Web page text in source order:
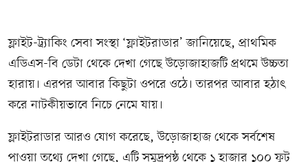
ফ্লাইট-ট্র্যাকিং সেবা সংস্থা ‘ফ্লাইটরাডার’ জানিয়েছে, প্রাথমিক
এডিএস-বি ডেটা থেকে দেখা গেছে উড়োজাহাজটি প্রথমে উচ্চতা
হারায়। এরপর আবার কিছুটা ওপরে ওঠে। তারপর আবার হঠাৎ
করে নাটকীয়ভাবে নিচে নেমে যায়।
ফ্লাইটরাডার আরও যোগ করেছে, উড়োজাহাজ থেকে সর্বশেষ
পাওয়া তথ্যে দেখা গেছে, এটি সমুদ্রপৃষ্ঠ থেকে ১ হাজার ১০০ ফুট